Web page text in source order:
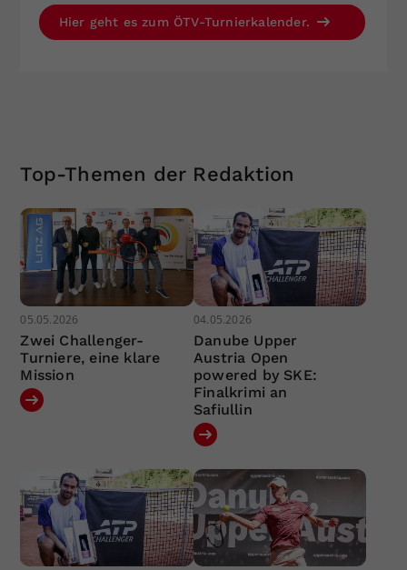
Hier geht es zum ÖTV-Turnierkalender.
Top-Themen der Redaktion
05.05.2026
Zwei Challenger-
Turniere, eine klare
Mission
04.05.2026
Danube Upper
Austria Open
powered by SKE:
Finalkrimi an
Safiullin